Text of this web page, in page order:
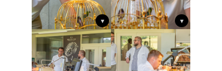
▼ ▼